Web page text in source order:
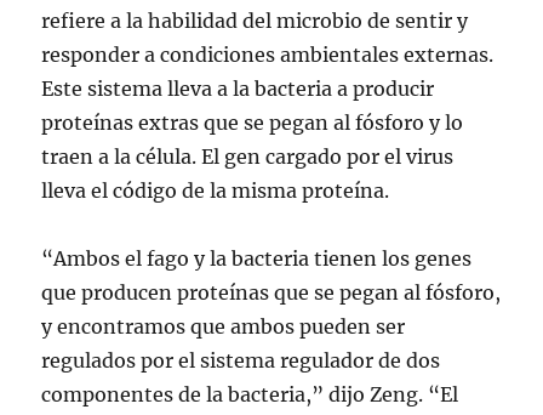
refiere a la habilidad del microbio de sentir y
responder a condiciones ambientales externas.
Este sistema lleva a la bacteria a producir
proteínas extras que se pegan al fósforo y lo
traen a la célula. El gen cargado por el virus
lleva el código de la misma proteína.
“Ambos el fago y la bacteria tienen los genes
que producen proteínas que se pegan al fósforo,
y encontramos que ambos pueden ser
regulados por el sistema regulador de dos
componentes de la bacteria,” dijo Zeng. “El